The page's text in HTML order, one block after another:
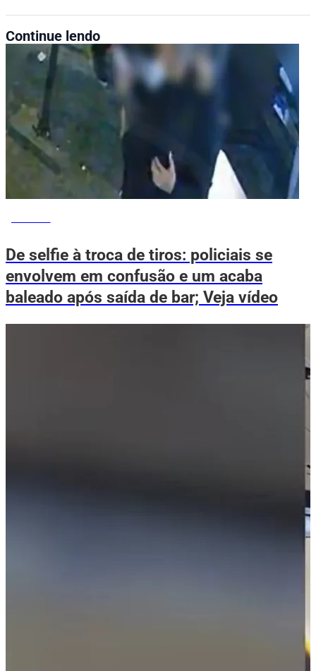
Continue lendo
De selfie à troca de tiros: policiais se
envolvem em confusão e um acaba
baleado após saída de bar; Veja vídeo